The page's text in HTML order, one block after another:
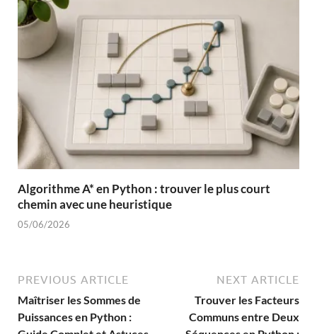
Algorithme A* en Python : trouver le plus court
chemin avec une heuristique
05/06/2026
PREVIOUS ARTICLE
Maîtriser les Sommes de
Puissances en Python :
NEXT ARTICLE
Trouver les Facteurs
Communs entre Deux